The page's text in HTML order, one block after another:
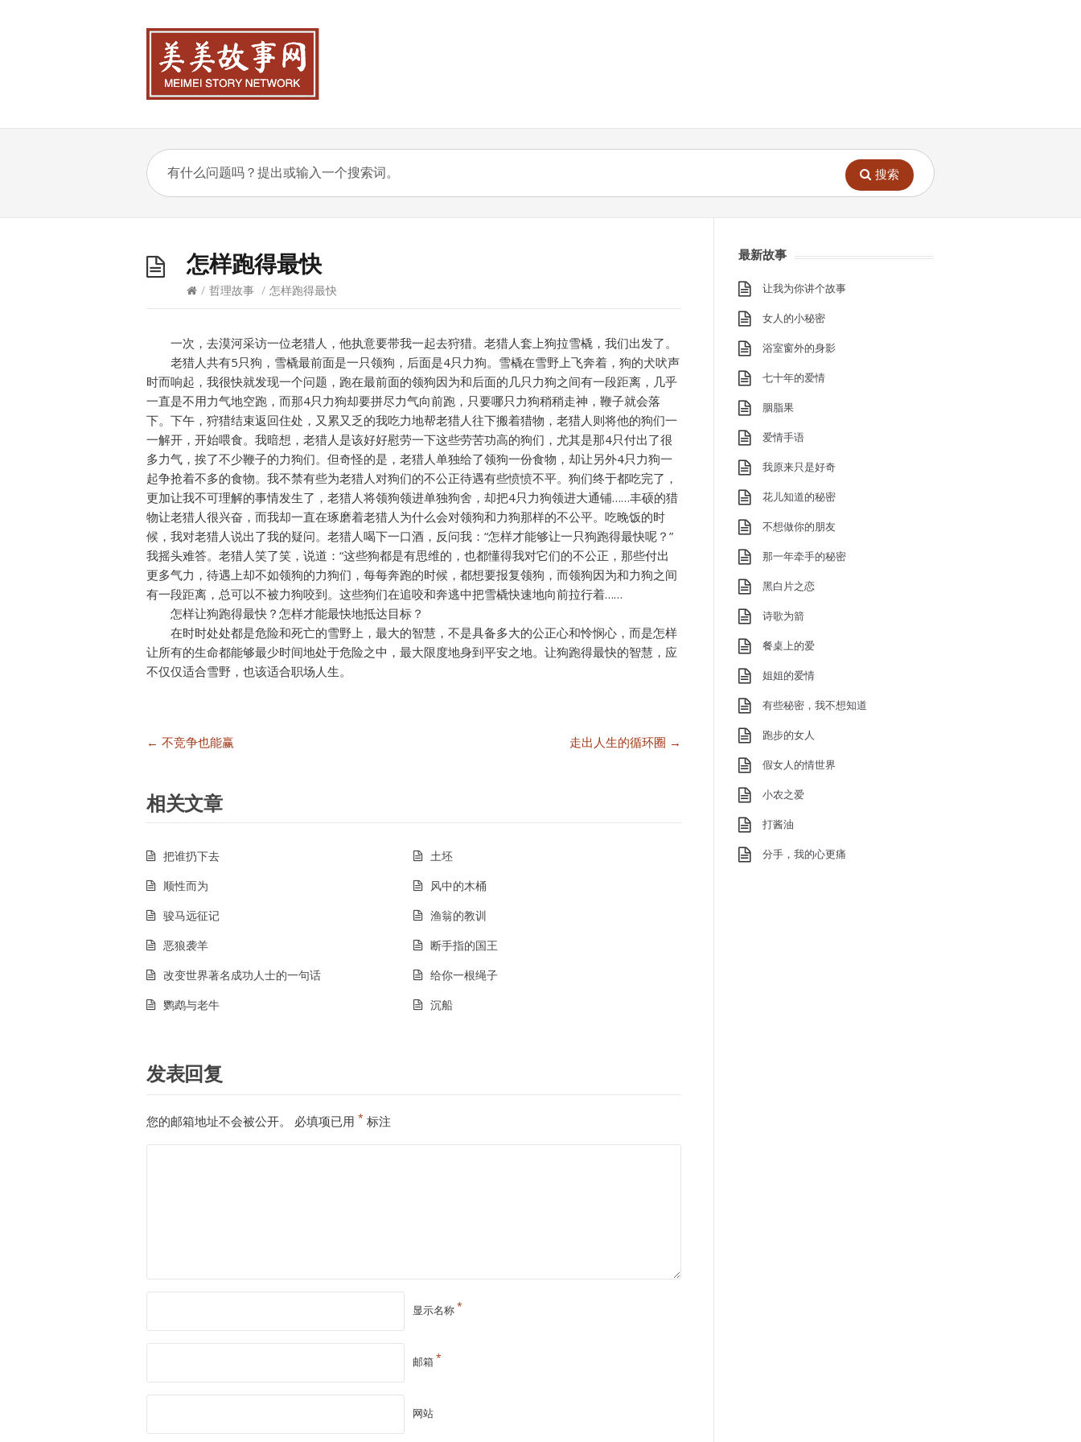
搜索
怎样跑得最快
/ 哲理故事 / 怎样跑得最快
一次，去漠河采访一位老猎人，他执意要带我一起去狩猎。老猎人套上狗拉雪橇，我们出发了。
老猎人共有5只狗，雪橇最前面是一只领狗，后面是4只力狗。雪橇在雪野上飞奔着，狗的犬吠声
时而响起，我很快就发现一个问题，跑在最前面的领狗因为和后面的几只力狗之间有一段距离，几乎
一直是不用力气地空跑，而那4只力狗却要拼尽力气向前跑，只要哪只力狗稍稍走神，鞭子就会落
下。下午，狩猎结束返回住处，又累又乏的我吃力地帮老猎人往下搬着猎物，老猎人则将他的狗们一
一解开，开始喂食。我暗想，老猎人是该好好慰劳一下这些劳苦功高的狗们，尤其是那4只付出了很
多力气，挨了不少鞭子的力狗们。但奇怪的是，老猎人单独给了领狗一份食物，却让另外4只力狗一
起争抢着不多的食物。我不禁有些为老猎人对狗们的不公正待遇有些愤愤不平。狗们终于都吃完了，
更加让我不可理解的事情发生了，老猎人将领狗领进单独狗舍，却把4只力狗领进大通铺……丰硕的猎
物让老猎人很兴奋，而我却一直在琢磨着老猎人为什么会对领狗和力狗那样的不公平。吃晚饭的时
候，我对老猎人说出了我的疑问。老猎人喝下一口酒，反问我：“怎样才能够让一只狗跑得最快呢？”
我摇头难答。老猎人笑了笑，说道：“这些狗都是有思维的，也都懂得我对它们的不公正，那些付出
更多气力，待遇上却不如领狗的力狗们，每每奔跑的时候，都想要报复领狗，而领狗因为和力狗之间
有一段距离，总可以不被力狗咬到。这些狗们在追咬和奔逃中把雪橇快速地向前拉行着……
怎样让狗跑得最快？怎样才能最快地抵达目标？
在时时处处都是危险和死亡的雪野上，最大的智慧，不是具备多大的公正心和怜悯心，而是怎样
让所有的生命都能够最少时间地处于危险之中，最大限度地身到平安之地。让狗跑得最快的智慧，应
不仅仅适合雪野，也该适合职场人生。
文
航
← 不竞争也能赢 走出人生的循环圈 →
相关文章
把谁扔下去
土坯
顺性而为
风中的木桶
骏马远征记
渔翁的教训
恶狼袭羊
断手指的国王
改变世界著名成功人士的一句话
给你一根绳子
鹦鹉与老牛
沉船
发表回复
您的邮箱地址不会被公开。 必填项已用 * 标注
显示名称*
邮箱*
网站
最新故事
让我为你讲个故事
女人的小秘密
浴室窗外的身影
七十年的爱情
胭脂果
爱情手语
我原来只是好奇
花儿知道的秘密
不想做你的朋友
那一年牵手的秘密
黑白片之恋
诗歌为箭
餐桌上的爱
姐姐的爱情
有些秘密，我不想知道
跑步的女人
假女人的情世界
小农之爱
打酱油
分手，我的心更痛